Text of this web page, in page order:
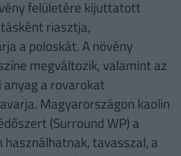
felületére kijuttatott
riasztja,
a poloskát. A növény
megváltozik, valamint az
a rovarokat
Magyarországon kaolin
(Surround WP) a
tavasszal, a